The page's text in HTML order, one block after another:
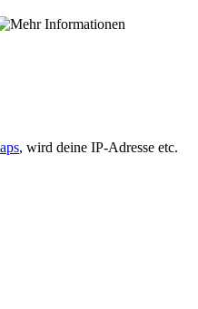
, wird deine IP-Adresse etc.